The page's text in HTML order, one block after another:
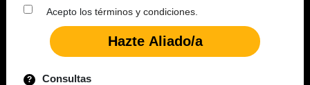
Acepto los términos y condiciones.
Consultas